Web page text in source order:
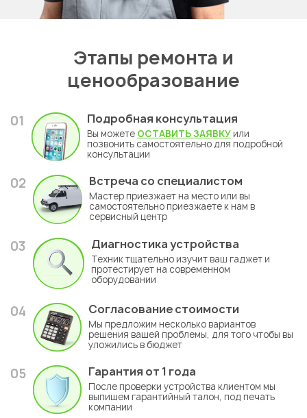
Этапы ремонта и
ценообразование
01 Подробная консультация
Вы можете ОСТАВИТЬ ЗАЯВКУ или
позвонить самостоятельно для подробной
консультации
02 Встреча со специалистом
Мастер приезжает на место или вы
самостоятельно приезжаете к нам в
сервисный центр
03 Диагностика устройства
Техник тщательно изучит ваш гаджет и
протестирует на современном
оборудовании
04 Согласование стоимости
Мы предложим несколько вариантов
решения вашей проблемы, для того чтобы вы
уложились в бюджет
05 Гарантия от 1 года
После проверки устройства клиентом мы
выпишем гарантийный талон, под печать
компании